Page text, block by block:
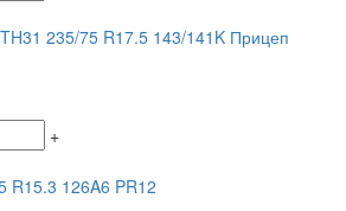
235/75 R17.5 143/141K Прицеп
+
R15.3 126A6 PR12